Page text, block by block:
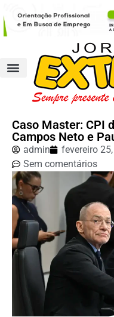
Caso Master: CPI
Campos Neto e
admin fevereiro
Sem comentários